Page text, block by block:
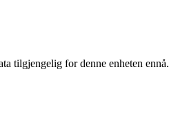
tilgjengelig for denne enheten ennå.